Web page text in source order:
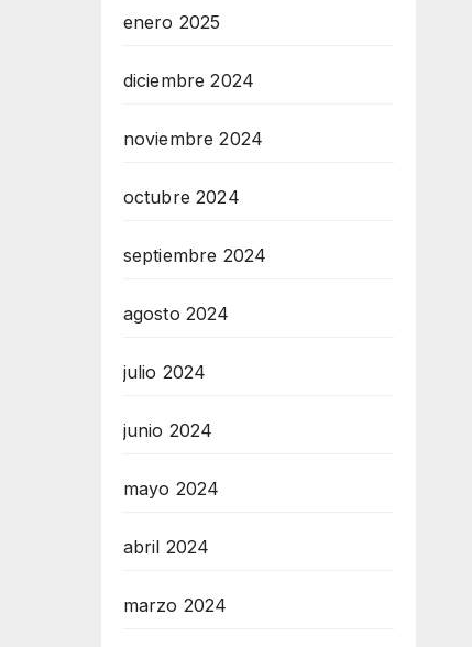
enero 2025
diciembre 2024
noviembre 2024
octubre 2024
septiembre 2024
agosto 2024
julio 2024
junio 2024
mayo 2024
abril 2024
marzo 2024